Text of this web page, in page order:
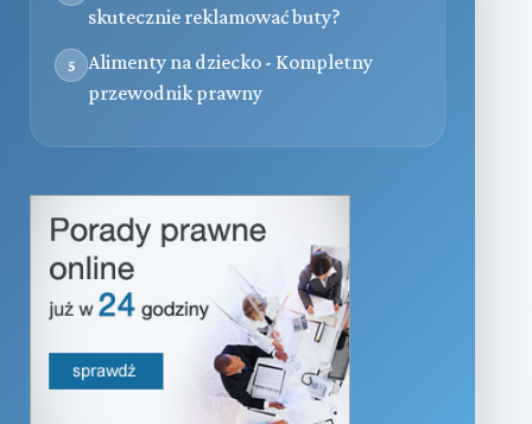
skutecznie reklamować buty?
5
Alimenty na dziecko - Kompletny
przewodnik prawny